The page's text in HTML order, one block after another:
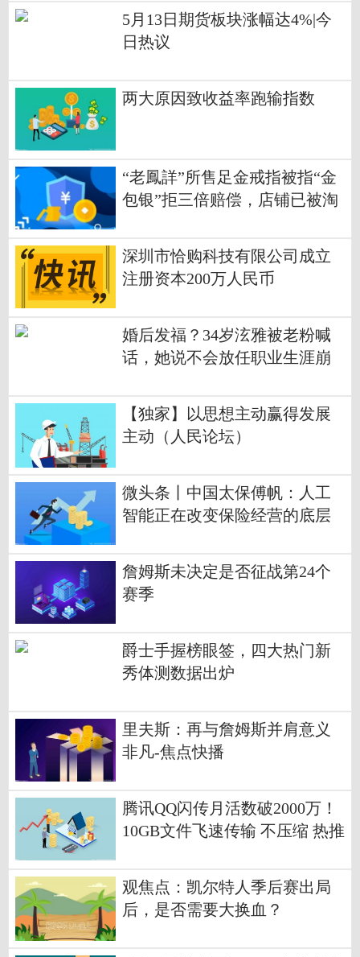
5月13日期货板块涨幅达4%|今
日热议
两大原因致收益率跑输指数
“老鳳詳”所售足金戒指被指“金
包银”拒三倍赔偿，店铺已被淘
深圳市恰购科技有限公司成立
注册资本200万人民币
婚后发福？34岁泫雅被老粉喊
话，她说不会放任职业生涯崩
【独家】以思想主动赢得发展
主动（人民论坛）
微头条丨中国太保傅帆：人工
智能正在改变保险经营的底层
詹姆斯未决定是否征战第24个
赛季
爵士手握榜眼签，四大热门新
秀体测数据出炉
里夫斯：再与詹姆斯并肩意义
非凡-焦点快播
腾讯QQ闪传月活数破2000万！
10GB文件飞速传输 不压缩 热推
观焦点：凯尔特人季后赛出局
后，是否需要大换血？